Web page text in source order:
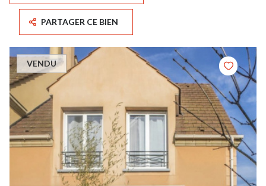
PARTAGER CE BIEN
VENDU